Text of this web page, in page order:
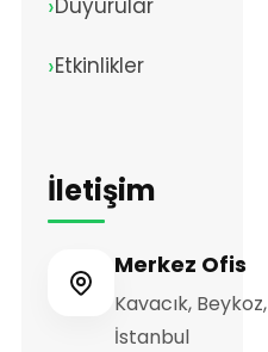
Duyurular
Etkinlikler
İletişim
Merkez Ofis
Kavacık, Beykoz,
İstanbul